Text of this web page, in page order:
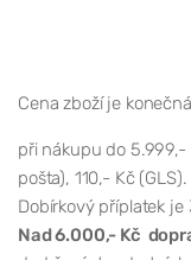
Cena zboží je
při nákupu do 5.999,-
pošta), 110,- Kč (GLS).
Dobírkový příplatek je
Nad 6.000,- Kč